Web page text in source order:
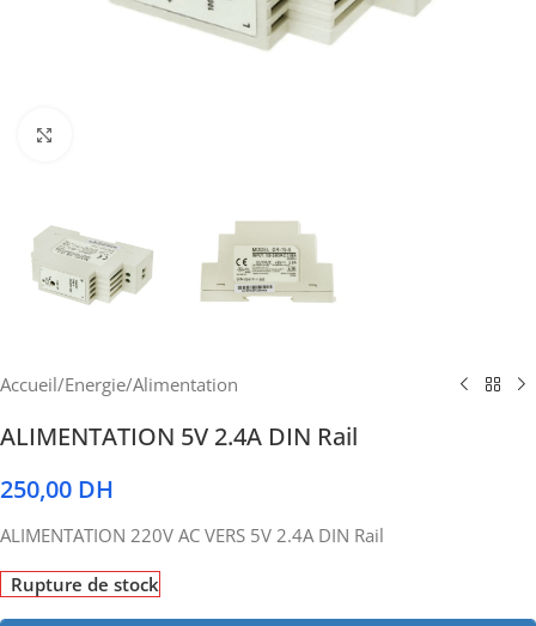
Accueil/Energie/Alimentation
ALIMENTATION 5V 2.4A DIN Rail
250,00 DH
ALIMENTATION 220V AC VERS 5V 2.4A DIN Rail
Rupture de stock